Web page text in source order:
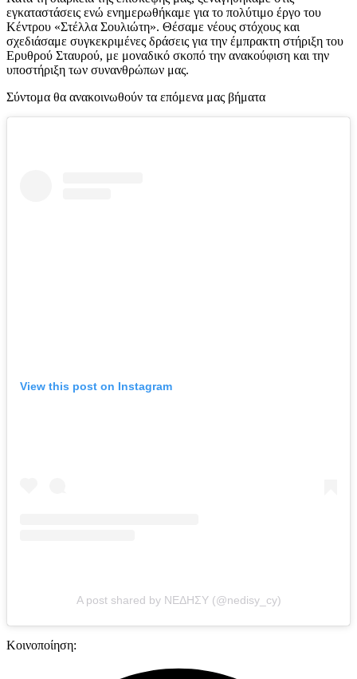
εγκαταστάσεις ενώ ενημερωθήκαμε για το πολύτιμο έργο του
Κέντρου «Στέλλα Σουλιώτη». Θέσαμε νέους στόχους και
σχεδιάσαμε συγκεκριμένες δράσεις για την έμπρακτη στήριξη του
Ερυθρού Σταυρού, με μοναδικό σκοπό την ανακούφιση και την
υποστήριξη των συνανθρώπων μας.
Σύντομα θα ανακοινωθούν τα επόμενα μας βήματα
View this post on Instagram
A post shared by ΝΕΔΗΣΥ (@nedisy_cy)
Κοινοποίηση: